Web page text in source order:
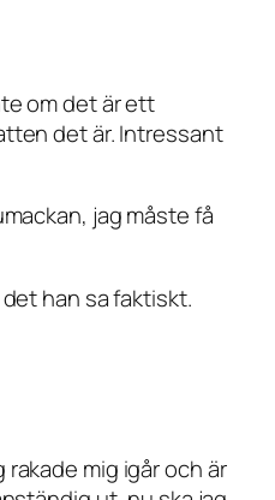
om det är ett
det är. Intressant
jag måste få
han sa faktiskt.
mig igår och är